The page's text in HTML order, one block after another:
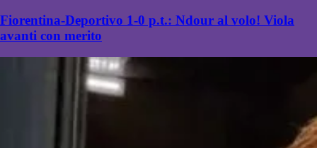
Fiorentina-Deportivo 1-0 p.t.: Ndour al volo! Viola
avanti con merito